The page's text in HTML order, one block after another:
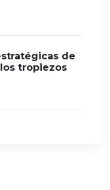
de
tropiezos